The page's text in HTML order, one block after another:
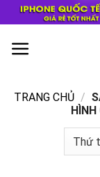
Skip
to
content
TRANG CHỦ /